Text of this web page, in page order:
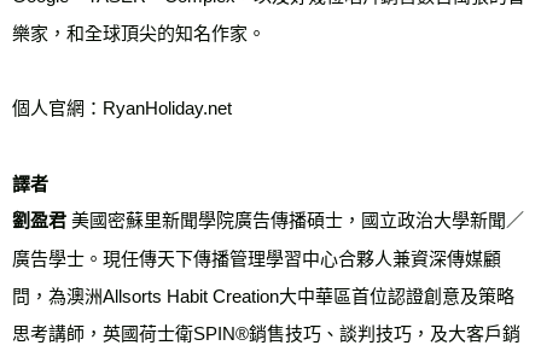
樂家，和全球頂尖的知名作家。
個人官網：RyanHoliday.net
譯者
劉盈君 美國密蘇里新聞學院廣告傳播碩士，國立政治大學新聞／
廣告學士。現任傳天下傳播管理學習中心合夥人兼資深傳媒顧
問，為澳洲Allsorts Habit Creation大中華區首位認證創意及策略
思考講師，英國荷士衛SPIN®銷售技巧、談判技巧，及大客戶銷